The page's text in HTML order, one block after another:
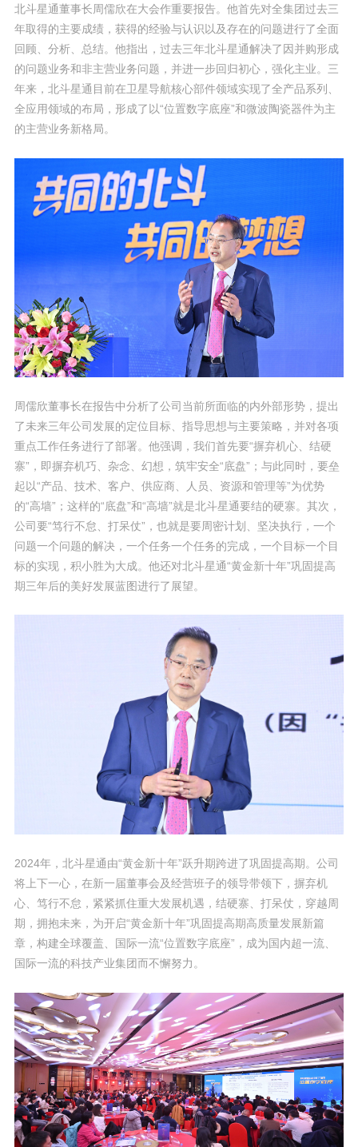
北斗星通董事长周儒欣在大会作重要报告。他首先对全集团过去三
年取得的主要成绩，获得的经验与认识以及存在的问题进行了全面
回顾、分析、总结。他指出，过去三年北斗星通解决了因并购形成
的问题业务和非主营业务问题，并进一步回归初心，强化主业。三
年来，北斗星通目前在卫星导航核心部件领域实现了全产品系列、
全应用领域的布局，形成了以“位置数字底座”和微波陶瓷器件为主
的主营业务新格局。
周儒欣董事长在报告中分析了公司当前所面临的内外部形势，提出
了未来三年公司发展的定位目标、指导思想与主要策略，并对各项
重点工作任务进行了部署。他强调，我们首先要“摒弃机心、结硬
寨”，即摒弃机巧、杂念、幻想，筑牢安全“底盘”；与此同时，要垒
起以“产品、技术、客户、供应商、人员、资源和管理等”为优势
的“高墙”；这样的“底盘”和“高墙”就是北斗星通要结的硬寨。其次，
公司要“笃行不怠、打呆仗”，也就是要周密计划、坚决执行，一个
问题一个问题的解决，一个任务一个任务的完成，一个目标一个目
标的实现，积小胜为大成。他还对北斗星通“黄金新十年”巩固提高
期三年后的美好发展蓝图进行了展望。
2024年，北斗星通由“黄金新十年”跃升期跨进了巩固提高期。公司
将上下一心，在新一届董事会及经营班子的领导带领下，摒弃机
心、笃行不怠，紧紧抓住重大发展机遇，结硬寨、打呆仗，穿越周
期，拥抱未来，为开启“黄金新十年”巩固提高期高质量发展新篇
章，构建全球覆盖、国际一流“位置数字底座”，成为国内超一流、
国际一流的科技产业集团而不懈努力。